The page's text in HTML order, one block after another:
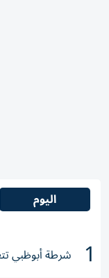
اليوم
1 شرطة أبوظبي